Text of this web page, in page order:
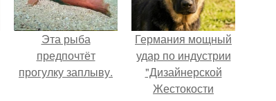
Эта рыба
предпочтёт
прогулку заплыву.
Германия мощный
удар по индустрии
"Дизайнерской
Жестокости